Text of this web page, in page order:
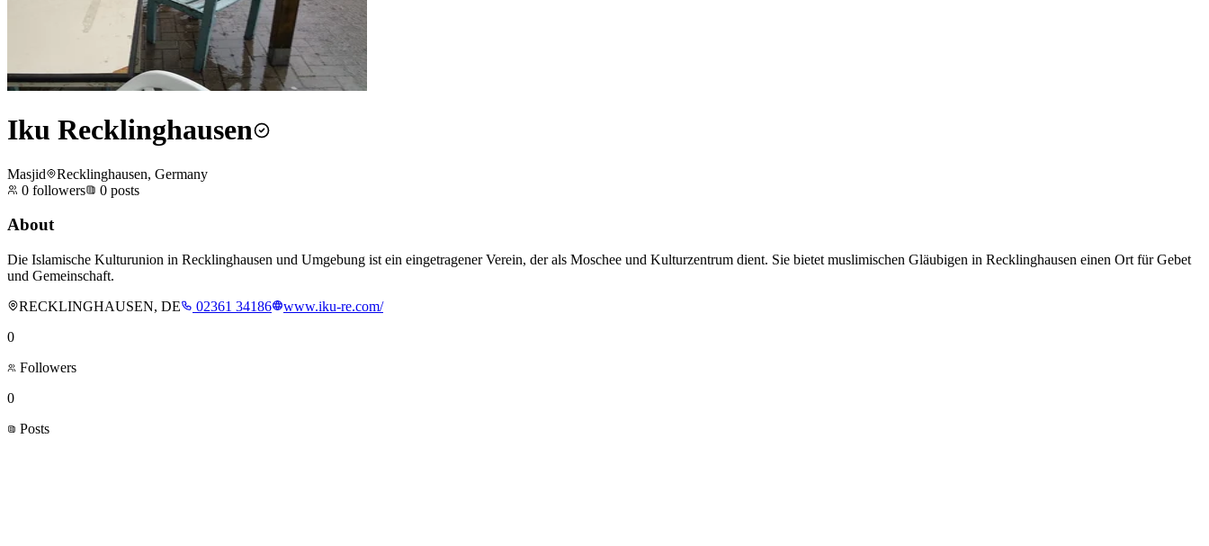
Iku Recklinghausen
Masjid
Recklinghausen, Germany
0 followers 0 posts
About
Die Islamische Kulturunion in Recklinghausen und Umgebung ist ein eingetragener Verein, der als Moschee und Kulturzentrum dient. Sie bietet muslimischen Gläubigen in Recklinghausen einen Ort für Gebet
und Gemeinschaft.
RECKLINGHAUSEN, DE
02361 34186
www.iku-re.com/
0
Followers
0
Posts